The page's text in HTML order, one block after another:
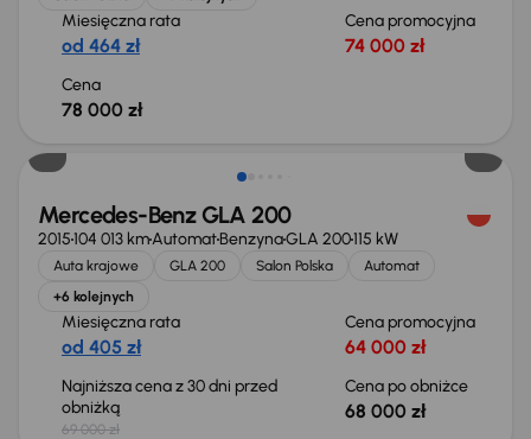
Miesięczna rata
od 464 zł
Cena promocyjna
74 000 zł
Cena
78 000 zł
Taniej o 1 000 zł
Mercedes-Benz GLA 200
2015104 013 kmAutomatBenzynaGLA 200115 kW
Auta krajowe GLA 200 Salon Polska
Automat
+6 kolejnych
Miesięczna rata
od 405 zł
Cena promocyjna
64 000 zł
Najniższa cena z 30 dni przed
obniżką
69 000 zł
Cena po obniżce
68 000 zł